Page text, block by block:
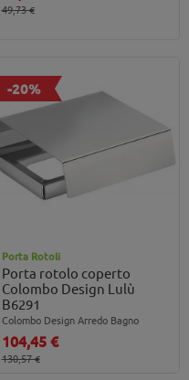
49,73 €
-20%
Porta Rotoli
Porta rotolo coperto
Colombo Design Lulù
B6291
Colombo Design Arredo Bagno
104,45 €
130,57 €